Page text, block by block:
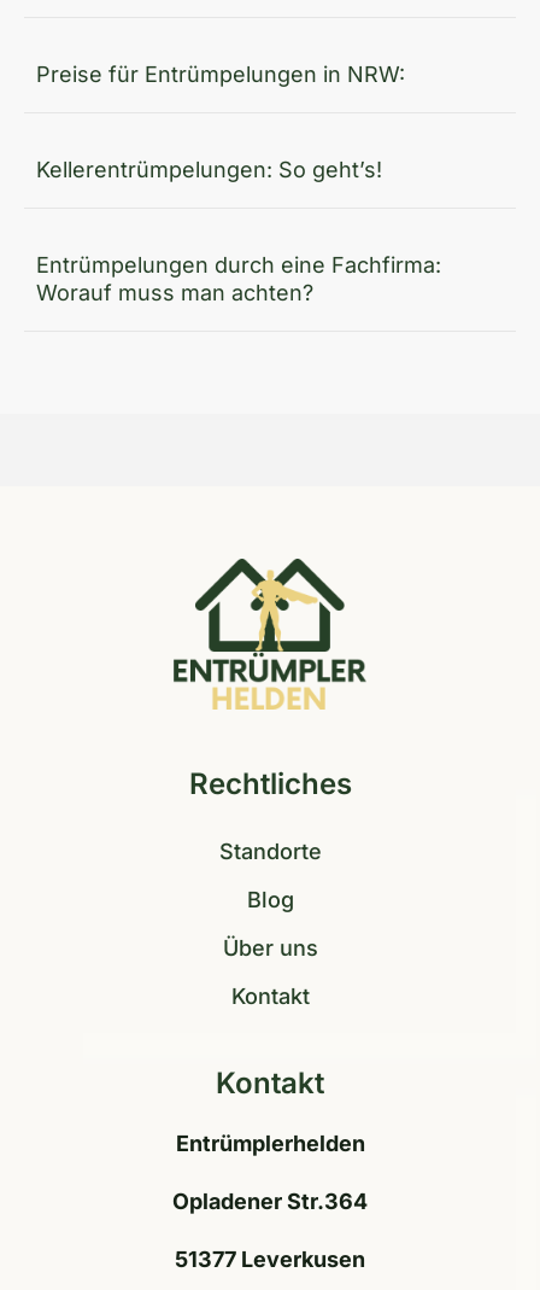
Preise für Entrümpelungen in NRW:
Kellerentrümpelungen: So geht’s!
Entrümpelungen durch eine Fachfirma:
Worauf muss man achten?
Rechtliches
Standorte
Blog
Über uns
Kontakt
Kontakt
Entrümplerhelden
Opladener Str.364
51377 Leverkusen